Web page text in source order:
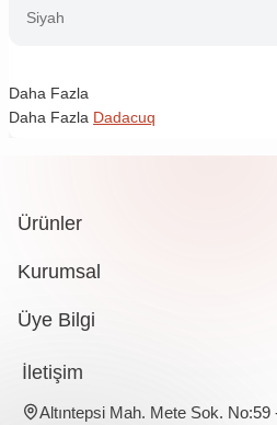
Siyah
Daha Fazla
Daha Fazla Dadacuq
Ürünler
Kurumsal
Üye Bilgi
İletişim
Altıntepsi Mah. Mete Sok.